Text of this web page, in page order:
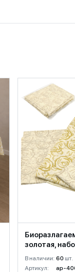
золотая,
В наличии: 60 шт.
Артикул:
ap-